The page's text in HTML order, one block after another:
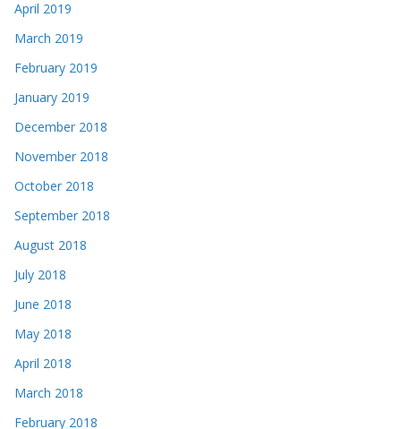
April 2019
March 2019
February 2019
January 2019
December 2018
November 2018
October 2018
September 2018
August 2018
July 2018
June 2018
May 2018
April 2018
March 2018
February 2018